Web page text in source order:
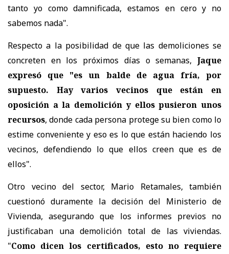
tanto yo como damnificada, estamos en cero y no
sabemos nada".
Respecto a la posibilidad de que las demoliciones se
concreten en los próximos días o semanas, Jaque
expresó que "es un balde de agua fría, por
supuesto. Hay varios vecinos que están en
oposición a la demolición y ellos pusieron unos
recursos, donde cada persona protege su bien como lo
estime conveniente y eso es lo que están haciendo los
vecinos, defendiendo lo que ellos creen que es de
ellos".
Otro vecino del sector, Mario Retamales, también
cuestionó duramente la decisión del Ministerio de
Vivienda, asegurando que los informes previos no
justificaban una demolición total de las viviendas.
"Como dicen los certificados, esto no requiere